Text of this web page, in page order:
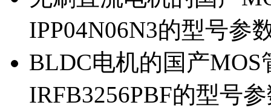
IPP04N06N3的型号参
BLDC电机的国产MOS
IRFB3256PBF的型号